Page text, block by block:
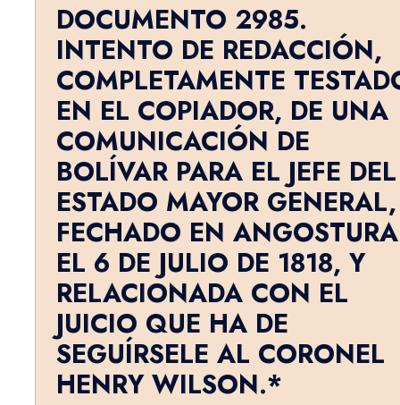
DOCUMENTO 2985.
INTENTO DE REDACCIÓN,
COMPLETAMENTE
EN EL COPIADOR, DE UNA
COMUNICACIÓN DE
BOLÍVAR PARA EL JEFE DEL
ESTADO MAYOR GENERAL,
FECHADO EN ANGOSTURA
EL 6 DE JULIO DE 1818, Y
RELACIONADA CON EL
JUICIO QUE HA DE
SEGUÍRSELE AL CORO­NEL
HENRY WILSON.*